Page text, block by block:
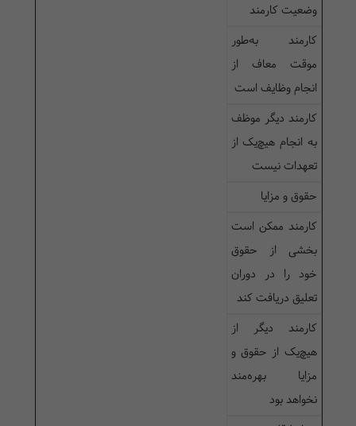
وضعیت کارمند
کارمند به‌طور
موقت معاف از
انجام وظایف است
کارمند دیگر موظف
به انجام هیچ‌یک از
تعهدات نیست
حقوق و مزایا
کارمند ممکن است
بخشی از حقوق
خود را در دوران
تعلیق دریافت کند
کارمند دیگر از
هیچ‌یک از حقوق و
مزایا بهره‌مند
نخواهد بود